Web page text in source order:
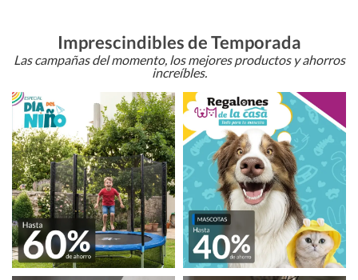
Imprescindibles de Temporada
Las campañas del momento, los mejores productos y ahorros
increíbles.